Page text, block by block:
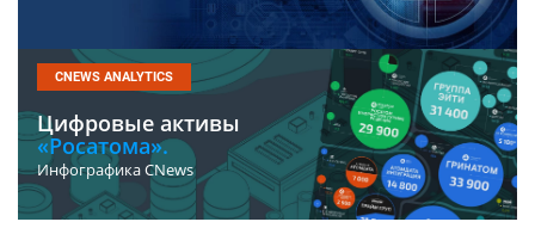
CNEWS ANALYTICS
Цифровые активы
«Росатома».
Инфографика CNews